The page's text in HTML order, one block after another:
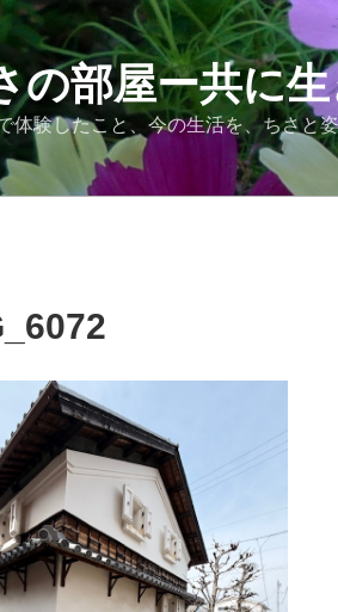
の部屋ー共に
体験したこと、今の生活を、ちさと